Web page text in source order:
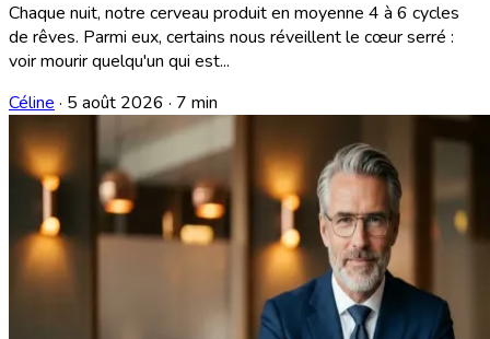
Chaque nuit, notre cerveau produit en moyenne 4 à 6 cycles
de rêves. Parmi eux, certains nous réveillent le cœur serré :
voir mourir quelqu'un qui est...
Céline · 5 août 2026 · 7 min